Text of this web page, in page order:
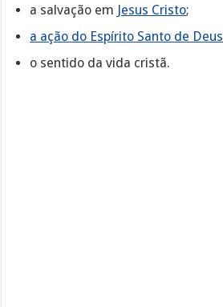
a salvação em Jesus Cristo;
a ação do Espírito Santo de Deus
o sentido da vida cristã.